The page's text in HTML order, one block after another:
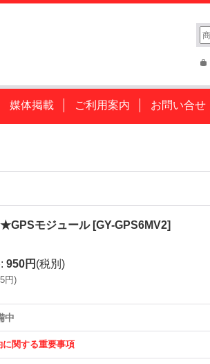
媒体掲載 ご利用案内 お問い合せ
モジュール [GY-GPS6MV2]
: 950円 (税別)
円)
中
に関する重要事項